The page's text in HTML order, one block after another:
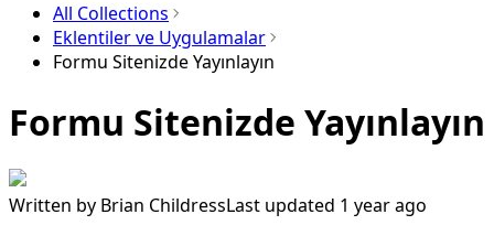
All Collections
Eklentiler ve Uygulamalar
Formu Sitenizde Yayınlayın
Formu Sitenizde Yayınlayın
Written by Brian ChildressLast updated 1 year ago